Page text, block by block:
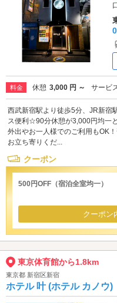
料金 休憩 3,000 円 ～ サービ
西武新宿駅より徒歩5分、JR新宿
ス便利☆90分休憩が3,000円均一
外出やお一人様でのご利用もOK
お立ち寄りくだ...
クーポン
500円OFF（宿泊全室均一）
クーポン
東京体育館から1.8km
東京都 新宿区新宿
ホテル 叶 (ホテル カノウ)